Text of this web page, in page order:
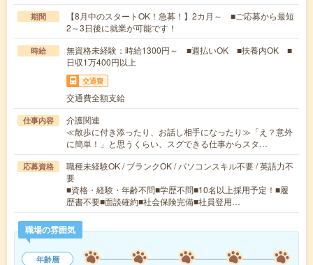
期間
【8月中のスタートOK！急募！】2カ月～ ■ご応募から最短
2～3日後に就業が可能です！
時給
無資格未経験：時給1300円～ ■週払いOK ■扶養内OK ■
日収1万400円以上
交通費
交通費全額支給
仕事内容
介護関連
≪散歩に付き添ったり、お話し相手になったり≫「え？意外
に簡単！」と思うくらい、スグできる仕事からスタ…
応募資格
職種未経験OK / ブランクOK / パソコンスキル不要 / 英語力不
要
■資格・経験・年齢不問■学歴不問■10名以上採用予定！■履
歴書不要■面談確約■社会保険完備■社員登用…
職場の雰囲気
年齢層